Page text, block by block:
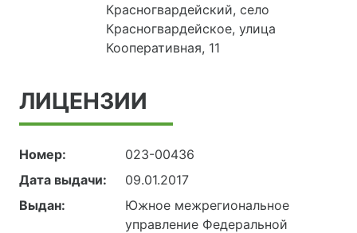
Красногвардейский, село
Красногвардейское, улица
Кооперативная, 11
ЛИЦЕНЗИИ
Номер:
023-00436
Дата выдачи:
09.01.2017
Выдан:
Южное межрегиональное
управление Федеральной